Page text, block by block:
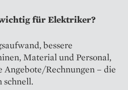
für Elektriker?
bessere
Material und Personal,
Angebote/Rechnungen – die
schnell.